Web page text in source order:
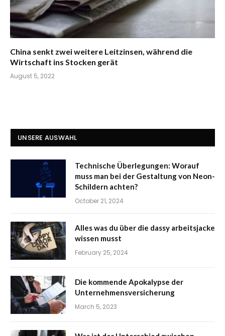
China senkt zwei weitere Leitzinsen, während die
Wirtschaft ins Stocken gerät
August 5, 2022
UNSERE AUSWAHL
Technische Überlegungen: Worauf
muss man bei der Gestaltung von Neon-
Schildern achten?
October 21, 2024
Alles was du über die dassy arbeitsjacke
wissen musst
February 25, 2024
Die kommende Apokalypse der
Unternehmensversicherung
March 5, 2023